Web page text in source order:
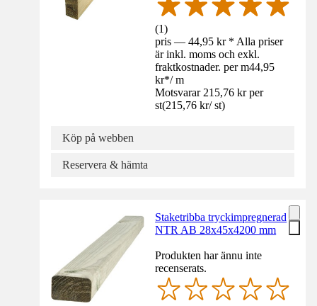
(1)
pris — 44,95 kr * Alla priser
är inkl. moms och exkl.
fraktkostnader. per m44,95
kr*/ m
Motsvarar 215,76 kr per
st(215,76 kr/ st)
Köp på webben
Reservera & hämta
Staketribba tryckimpregnerad
NTR AB 28x45x4200 mm
Produkten har ännu inte
recenserats.